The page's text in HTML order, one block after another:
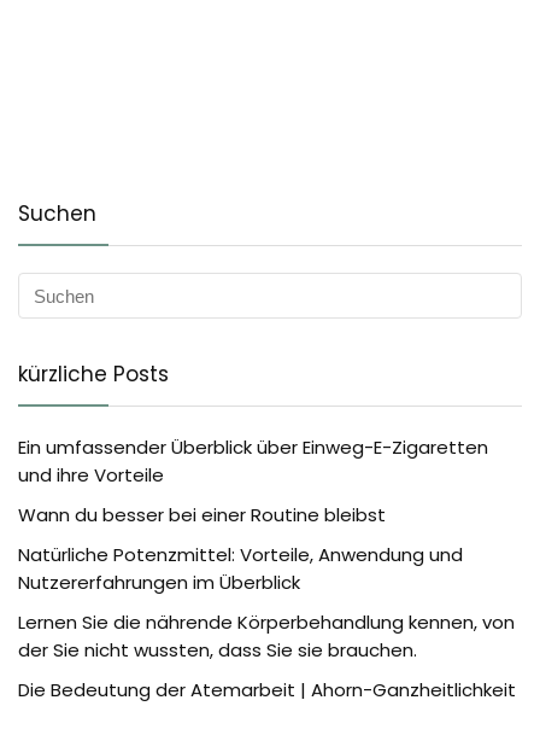
Suchen
kürzliche Posts
Ein umfassender Überblick über Einweg-E-Zigaretten
und ihre Vorteile
Wann du besser bei einer Routine bleibst
Natürliche Potenzmittel: Vorteile, Anwendung und
Nutzererfahrungen im Überblick
Lernen Sie die nährende Körperbehandlung kennen, von
der Sie nicht wussten, dass Sie sie brauchen.
Die Bedeutung der Atemarbeit | Ahorn-Ganzheitlichkeit